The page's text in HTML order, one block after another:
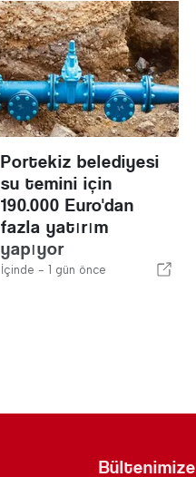
Portekiz belediyesi
su temini için
190.000 Euro'dan
fazla yatırım
yapıyor
İçinde -1 gün önce
Bültenimize